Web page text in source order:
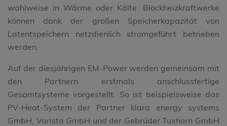
wahlweise in Wärme oder Kälte. Blockheizkraftwerke
können dank der großen Speicherkapazität von
Latentspeichern netzdienlich stromgeführt betrieben
werden.
Auf der diesjährigen EM-Power werden gemeinsam mit
den Partnern erstmals anschlussfertige
Gesamtsysteme vorgestellt. So ist beispielsweise das
PV-Heat-System der Partner klara energy systems
GmbH, Varista GmbH und der Gebrüder Tuxhorn GmbH